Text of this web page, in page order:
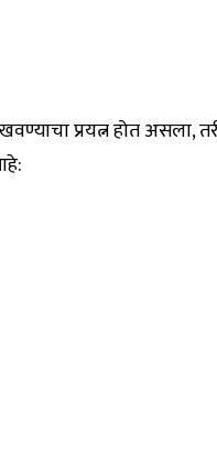
प्रयत्न होत असला,